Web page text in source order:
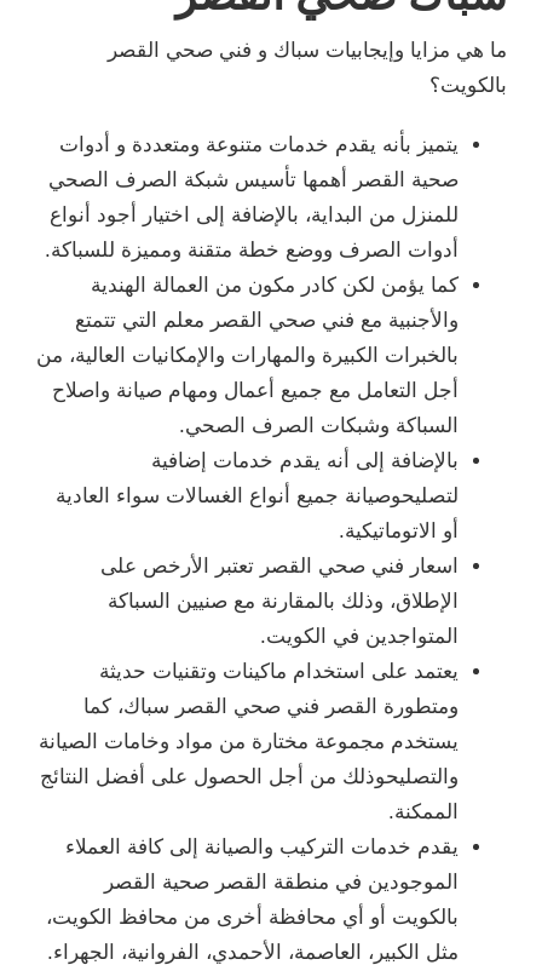
ما هي مزايا وإيجابيات سباك و فني صحي القصر
بالكويت؟
يتميز بأنه يقدم خدمات متنوعة ومتعددة و أدوات
صحية القصر أهمها تأسيس شبكة الصرف الصحي
للمنزل من البداية، بالإضافة إلى اختيار أجود أنواع
أدوات الصرف ووضع خطة متقنة ومميزة للسباكة.
كما يؤمن لكن كادر مكون من العمالة الهندية
والأجنبية مع فني صحي القصر معلم التي تتمتع
بالخبرات الكبيرة والمهارات والإمكانيات العالية، من
أجل التعامل مع جميع أعمال ومهام صيانة واصلاح
السباكة وشبكات الصرف الصحي.
بالإضافة إلى أنه يقدم خدمات إضافية
لتصليحوصيانة جميع أنواع الغسالات سواء العادية
أو الاتوماتيكية.
اسعار فني صحي القصر تعتبر الأرخص على
الإطلاق، وذلك بالمقارنة مع صنيين السباكة
المتواجدين في الكويت.
يعتمد على استخدام ماكينات وتقنيات حديثة
ومتطورة القصر فني صحي القصر سباك، كما
يستخدم مجموعة مختارة من مواد وخامات الصيانة
والتصليحوذلك من أجل الحصول على أفضل النتائج
الممكنة.
يقدم خدمات التركيب والصيانة إلى كافة العملاء
الموجودين في منطقة القصر صحية القصر
بالكويت أو أي محافظة أخرى من محافظ الكويت،
مثل الكبير، العاصمة، الأحمدي، الفروانية، الجهراء.